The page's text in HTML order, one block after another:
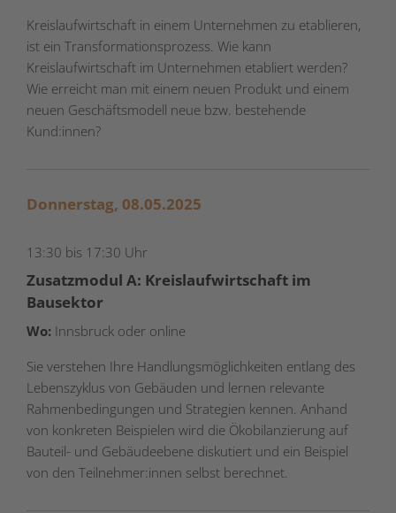
Kreislaufwirtschaft in einem Unternehmen zu etablieren,
ist ein Transformationsprozess. Wie kann
Kreislaufwirtschaft im Unternehmen etabliert werden?
Wie erreicht man mit einem neuen Produkt und einem
neuen Geschäftsmodell neue bzw. bestehende
Kund:innen?
Donnerstag, 08.05.2025
13:30 bis 17:30 Uhr
Zusatzmodul A: Kreislaufwirtschaft im
Bausektor
Wo: Innsbruck oder online
Sie verstehen Ihre Handlungsmöglichkeiten entlang des
Lebenszyklus von Gebäuden und lernen relevante
Rahmenbedingungen und Strategien kennen. Anhand
von konkreten Beispielen wird die Ökobilanzierung auf
Bauteil- und Gebäudeebene diskutiert und ein Beispiel
von den Teilnehmer:innen selbst berechnet.